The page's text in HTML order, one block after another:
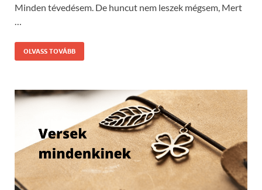
Minden tévedésem. De huncut nem leszek mégsem, Mert
…
OLVASS TOVÁBB